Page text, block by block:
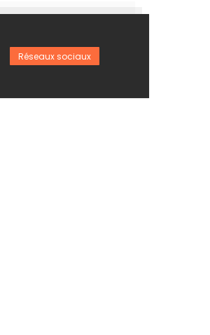
Réseaux sociaux